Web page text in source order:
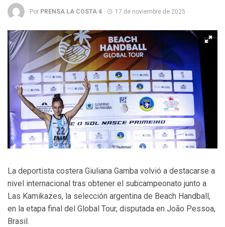
Por PRENSA LA COSTA 4 17 de noviembre de 2025
La deportista costera Giuliana Gamba volvió a destacarse a
nivel internacional tras obtener el subcampeonato junto a
Las Kamikazes, la selección argentina de Beach Handball,
en la etapa final del Global Tour, disputada en João Pessoa,
Brasil.